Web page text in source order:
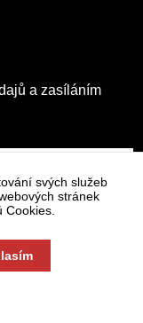
a zasíláním
svých služeb
stránek